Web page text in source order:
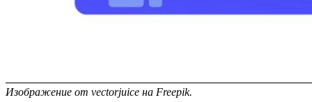
Изображение от vectorjuice на Freepik.